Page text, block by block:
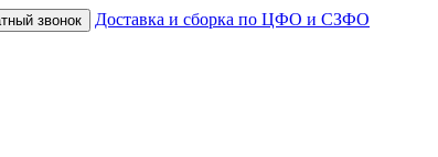
Доставка и сборка по ЦФО и СЗФО